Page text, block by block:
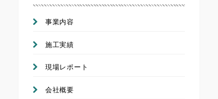
事業内容
施工実績
現場レポート
会社概要